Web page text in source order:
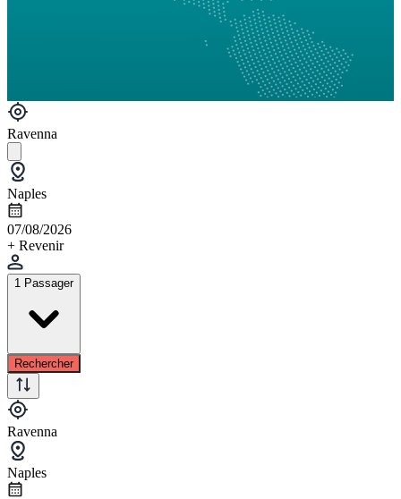
Ravenna
Naples
07/08/2026
+ Revenir
1 Passager
Rechercher
Ravenna
Naples